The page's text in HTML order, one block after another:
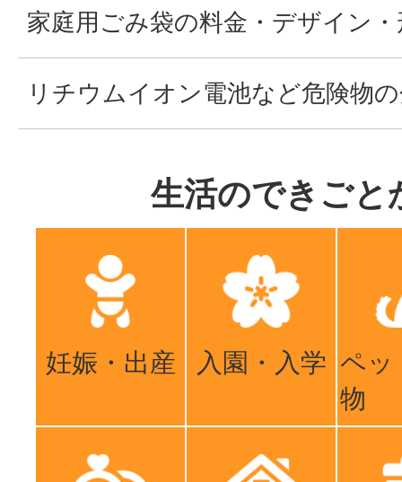
家庭用ごみ袋の料金・デザイン
リチウムイオン電池など危険物
生活のできごと
妊娠・出産 入園・入学 ペッ
物